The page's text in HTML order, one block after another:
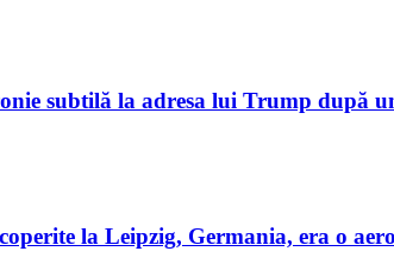
subtilă la adresa lui Trump după
la Leipzig, Germania, era o